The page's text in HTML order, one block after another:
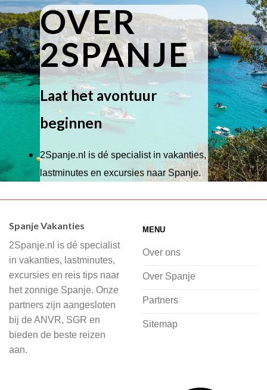
OVER
2SPANJE
Laat het avontuur
beginnen
2Spanje.nl is dé specialist in vakanties,
lastminutes en excursies naar Spanje.
Wij hebben een breed scala aan
of je nu wilt relaxen op het strand,
cultuur wilt ontdekken of avontuur zoekt
in de natuur.
Bij 2Spanje.nl begint de voorpret al
voordat je het vliegtuig instapt, door
inspiratie op te doen over dit zonnige
Spanje Vakanties
2Spanje.nl is dé specialist
in vakanties, lastminutes,
excursies en reis tips naar
het zonnige Spanje. Onze
partners zijn aangesloten
bij de ANVR, SGR en
bieden de beste reizen
aan.
MENU
Over ons
Over Spanje
Partners
Sitemap